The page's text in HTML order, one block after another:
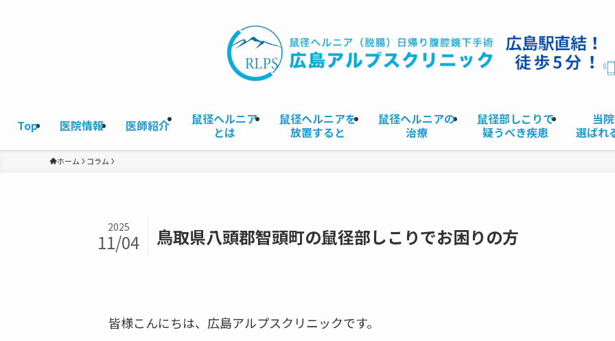
Top 医院情報 医師紹介
鼠径ヘルニア
とは
鼠径ヘルニアを
放置すると
鼠径ヘルニアの
治療
鼠径部しこりで
疑うべき疾患
当
選ばれ
ホーム コラム
鳥取県八頭郡智頭町の鼠径部しこりでお困りの方
2025
11/04
皆様こんにちは、広島アルプスクリニックです。